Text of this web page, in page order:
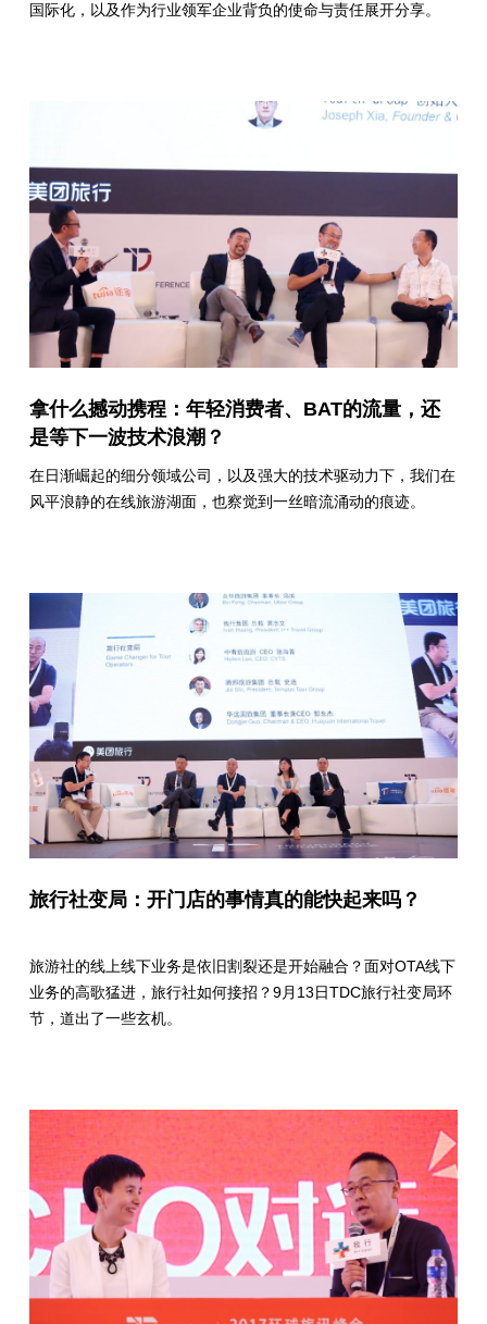
国际化，以及作为行业领军企业背负的使命与责任展开分享。
拿什么撼动携程：年轻消费者、BAT的流量，还
是等下一波技术浪潮？
在日渐崛起的细分领域公司，以及强大的技术驱动力下，我们在
风平浪静的在线旅游湖面，也察觉到一丝暗流涌动的痕迹。
旅行社变局：开门店的事情真的能快起来吗？
旅游社的线上线下业务是依旧割裂还是开始融合？面对OTA线下
业务的高歌猛进，旅行社如何接招？9月13日TDC旅行社变局环
节，道出了一些玄机。